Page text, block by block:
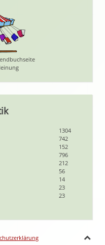
1304
742
152
796
212
56
14
23
23